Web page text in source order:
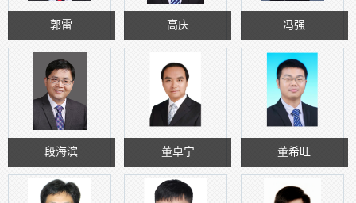
郭雷 高庆 冯强
段海滨 董卓宁 董希旺